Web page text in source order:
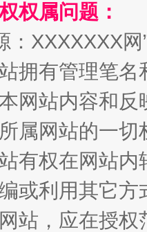
幕
作
权属问题：
：XXXXXXX
拥有管理笔
网站内容和
属网站的一
有权在网站
或利用其它
站，应在授